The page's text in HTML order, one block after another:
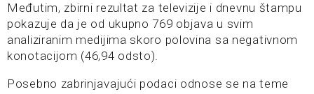
Međutim, zbirni rezultat za televizije i dnevnu štampu
pokazuje da je od ukupno 769 objava u svim
analiziranim medijima skoro polovina sa negativnom
konotacijom (46,94 odsto).
Posebno zabrinjavajući podaci odnose se na teme